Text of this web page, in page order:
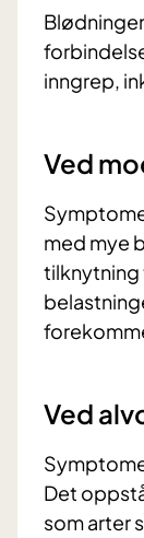
inngrep,
Ved
med mye
tilknytning
Ved
Det
som arter